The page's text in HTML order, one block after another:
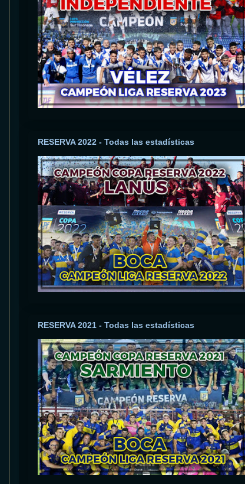
RESERVA 2022 - Todas las estadísticas
RESERVA 2021 - Todas las estadísticas